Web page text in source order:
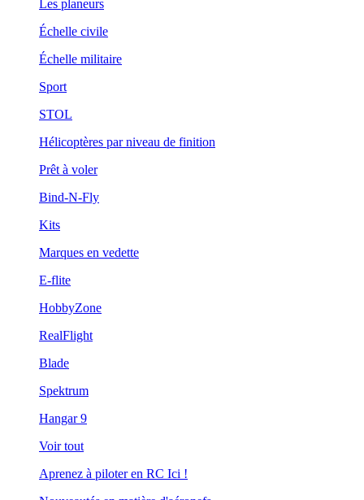
Les planeurs
Échelle civile
Échelle militaire
Sport
STOL
Hélicoptères par niveau de finition
Prêt à voler
Bind-N-Fly
Kits
Marques en vedette
E-flite
HobbyZone
RealFlight
Blade
Spektrum
Hangar 9
Voir tout
Aprenez à piloter en RC Ici !